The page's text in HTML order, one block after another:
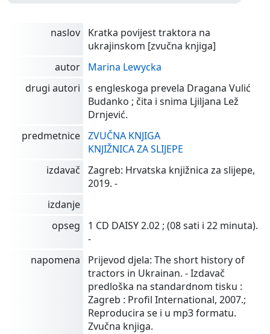
naslov
Kratka povijest traktora na
ukrajinskom [zvučna knjiga]
autor
Marina Lewycka
drugi autori
s engleskoga prevela Dragana Vulić
Budanko ; čita i snima Ljiljana Lež
Drnjević.
predmetnice ZVUČNA KNJIGA
KNJIŽNICA ZA SLIJEPE
izdavač
Zagreb: Hrvatska knjižnica za slijepe,
2019. -
izdanje
opseg
1 CD DAISY 2.02 ; (08 sati i 22 minuta).
-
napomena
Prijevod djela: The short history of
tractors in Ukrainan. - Izdavač
predloška na standardnom tisku :
Zagreb : Profil International, 2007.;
Reproducira se i u mp3 formatu.
Zvučna knjiga.